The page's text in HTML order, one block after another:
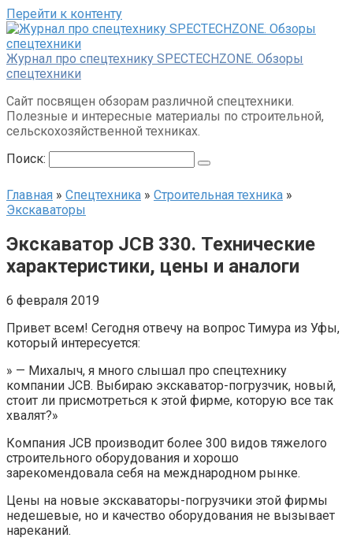
Перейти к контенту
Журнал про спецтехнику SPECTECHZONE. Обзоры
спецтехники
Сайт посвящен обзорам различной спецтехники.
Полезные и интересные материалы по строительной,
сельскохозяйственной техниках.
Поиск:
Главная » Спецтехника » Строительная техника »
Экскаваторы
Экскаватор JCB 330. Технические
характеристики, цены и аналоги
6 февраля 2019
Привет всем! Сегодня отвечу на вопрос Тимура из Уфы,
который интересуется:
» — Михалыч, я много слышал про спецтехнику
компании JCВ. Выбираю экскаватор-погрузчик, новый,
стоит ли присмотреться к этой фирме, которую все так
хвалят?»
Компания JCВ производит более 300 видов тяжелого
строительного оборудования и хорошо
зарекомендовала себя на межднародном рынке.
Цены на новые экскаваторы-погрузчики этой фирмы
недешевые, но и качество оборудования не вызывает
нареканий.